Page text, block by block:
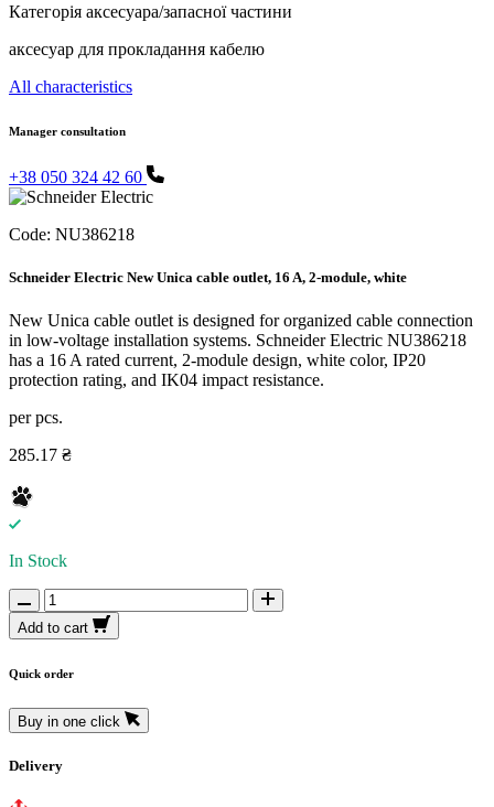
Категорія аксесуара/запасної частини
аксесуар для прокладання кабелю
All characteristics
Manager consultation
+38 050 324 42 60
Code: NU386218
Schneider Electric New Unica cable outlet, 16 A, 2-module, white
New Unica cable outlet is designed for organized cable connection
in low-voltage installation systems. Schneider Electric NU386218
has a 16 A rated current, 2-module design, white color, IP20
protection rating, and IK04 impact resistance.
per pcs.
285.17 ₴
In Stock
Add to cart
Quick order
Buy in one click
Delivery